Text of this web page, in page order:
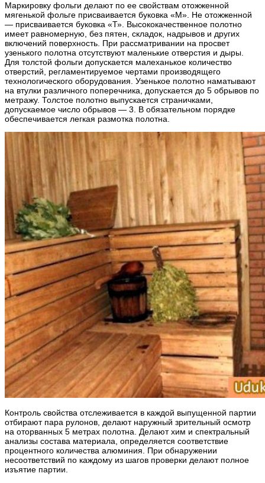
Маркировку фольги делают по ее свойствам отожженной
мягенькой фольге присваивается буковка «М». Не отожженной
— присваивается буковка «Т». Высококачественное полотно
имеет равномерную, без пятен, складок, надрывов и других
включений поверхность. При рассматривании на просвет
узенького полотна отсутствуют маленькие отверстия и дыры.
Для толстой фольги допускается малеханькое количество
отверстий, регламентируемое чертами производящего
технологического оборудования. Узенькое полотно наматывают
на втулки различного поперечника, допускается до 5 обрывов по
метражу. Толстое полотно выпускается страничками,
допускаемое число обрывов — 3. В обязательном порядке
обеспечивается легкая размотка полотна.
Контроль свойства отслеживается в каждой выпущенной партии
отбирают пара рулонов, делают наружный зрительный осмотр
на оторванных 5 метрах полотна. Делают хим и спектральный
анализы состава материала, определяется соответствие
процентного количества алюминия. При обнаружении
несоответствий по каждому из шагов проверки делают полное
изъятие партии.